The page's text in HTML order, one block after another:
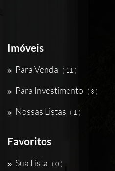
Imóveis
Para Venda ( 11 )
Para Investimento ( 3 )
Nossas Listas ( 1 )
Favoritos
Sua Lista ( 0 )